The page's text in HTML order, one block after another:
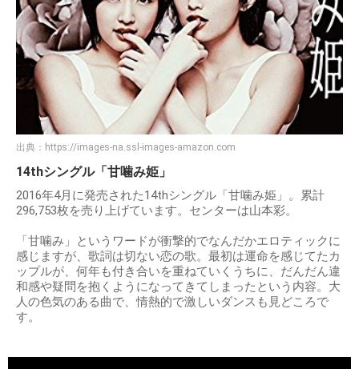
出典： https://images-na.ssl-images-amazon.com
14thシングル「甘噛み姫」
2016年4月に発売された14thシングル「甘噛み姫」。累計
296,753枚を売り上げています。センターは山本彩。
「甘噛み」というワードが衝撃的でなんだかエロティックに
感じますが、歌詞は切ない恋の歌。最初は運命を感じてたカ
ップルが、何年も付き合いを重ねていくうちに、だんだん違
和感や疑問を抱くようになってきてしまったという内容。大
人の色気のある曲で、情熱的で激しいダンスも見どころで
す。